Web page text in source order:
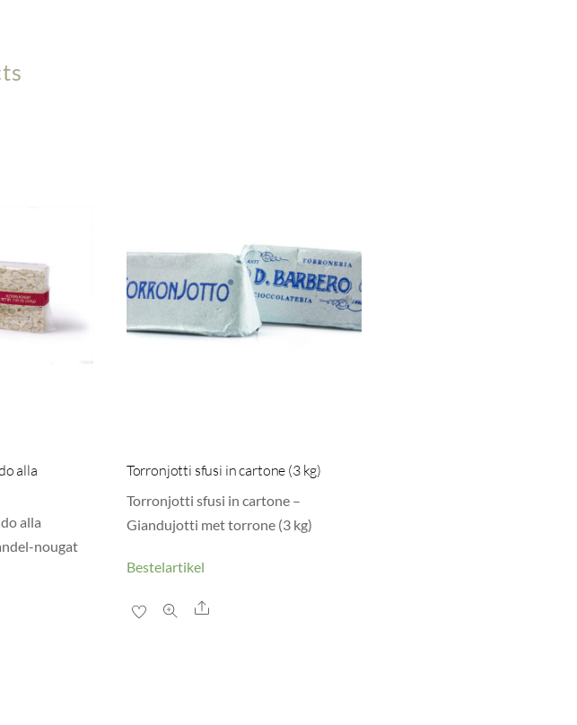
alla
alla
nougat
Torronjotti sfusi in cartone (3 kg)
Torronjotti sfusi in cartone –
Giandujotti met torrone (3 kg)
Bestelartikel
Share